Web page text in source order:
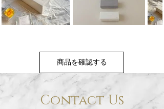
商品を確認する
Contact Us